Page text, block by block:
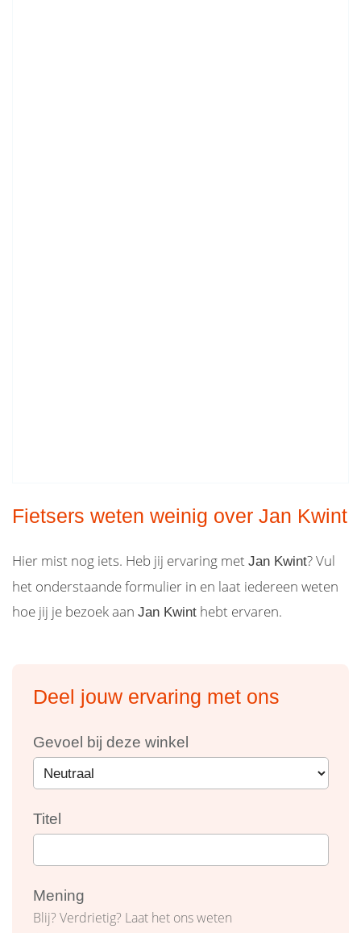
Fietsers weten weinig over Jan Kwint
Hier mist nog iets. Heb jij ervaring met Jan Kwint? Vul
het onderstaande formulier in en laat iedereen weten
hoe jij je bezoek aan Jan Kwint hebt ervaren.
Deel jouw ervaring met ons
Gevoel bij deze winkel
Titel
Mening
Blij? Verdrietig? Laat het ons weten